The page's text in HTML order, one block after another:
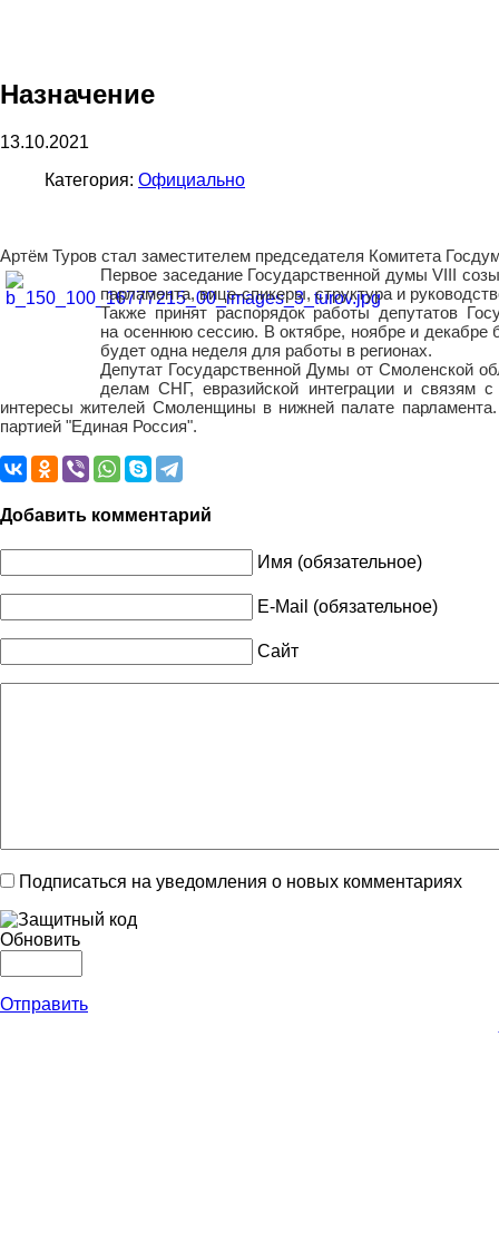
Назначение
13.10.2021
Категория: Официально
Артём Туров стал заместителем председателя Комитета
Первое заседание Государственной думы VIII
парламента, вице-спикеры, структура и
Также принят распорядок работы депутатов
на осеннюю сессию. В октябре, ноябре и
будет одна неделя для работы в регионах.
Депутат Государственной Думы от Смоленской
делам СНГ, евразийской интеграции и связям
интересы жителей Смоленщины в нижней палате
партией "Единая Россия".
Добавить комментарий
Имя (обязательное)
E-Mail (обязательное)
Сайт
Подписаться на уведомления о новых комментариях
Обновить
Отправить